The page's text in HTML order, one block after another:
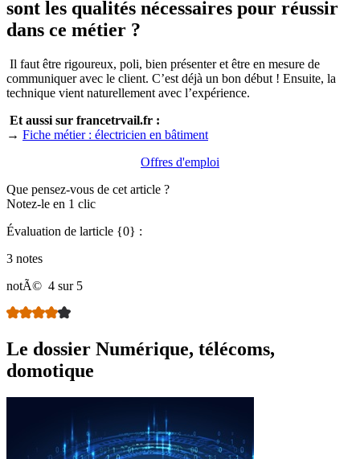
sont les qualités nécessaires pour réussir
dans ce métier ?
Il faut être rigoureux, poli, bien présenter et être en mesure de
communiquer avec le client. C’est déjà un bon début ! Ensuite, la
technique vient naturellement avec l’expérience.
Et aussi sur francetrvail.fr :
→ Fiche métier : électricien en bâtiment
Offres d'emploi
Que pensez-vous de cet article ?
Notez-le en 1 clic
Évaluation de larticle {0} :
3 notes
notÃ© 4 sur 5
Le dossier Numérique, télécoms,
domotique